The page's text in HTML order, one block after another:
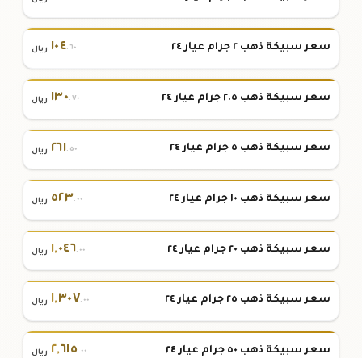
سعر سبيكة ذهب ٢ جرام عيار ٢٤ ١٠٤.٦٠ ريال
سعر سبيكة ذهب ٢.٥ جرام عيار ٢٤ ١٣٠.٧٠ ريال
سعر سبيكة ذهب ٥ جرام عيار ٢٤ ٢٦١.٥٠ ريال
سعر سبيكة ذهب ١٠ جرام عيار ٢٤ ٥٢٣.٠٠ ريال
سعر سبيكة ذهب ٢٠ جرام عيار ٢٤ ١,٠٤٦.٠٠ ريال
سعر سبيكة ذهب ٢٥ جرام عيار ٢٤ ١,٣٠٧.٠٠ ريال
سعر سبيكة ذهب ٥٠ جرام عيار ٢٤ ٢,٦١٥.٠٠ ريال